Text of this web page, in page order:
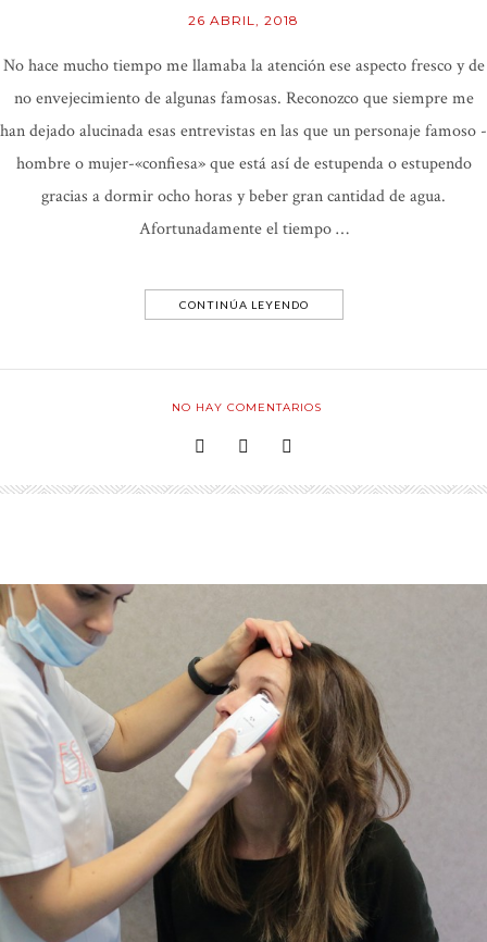
26 ABRIL, 2018
No hace mucho tiempo me llamaba la atención ese aspecto fresco y de
no envejecimiento de algunas famosas. Reconozco que siempre me
han dejado alucinada esas entrevistas en las que un personaje famoso -
hombre o mujer-«confiesa» que está así de estupenda o estupendo
gracias a dormir ocho horas y beber gran cantidad de agua.
Afortunadamente el tiempo …
CONTINÚA LEYENDO
NO HAY COMENTARIOS